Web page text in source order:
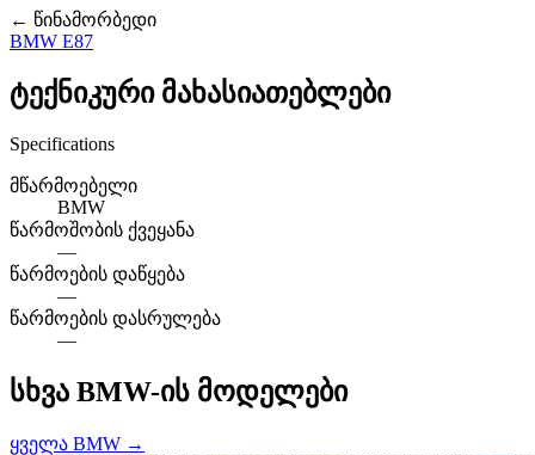
← წინამორბედი
BMW E87
ტექნიკური მახასიათებლები
Specifications
მწარმოებელი
BMW
წარმოშობის ქვეყანა
—
წარმოების დაწყება
—
წარმოების დასრულება
—
სხვა BMW-ის მოდელები
ყველა BMW →